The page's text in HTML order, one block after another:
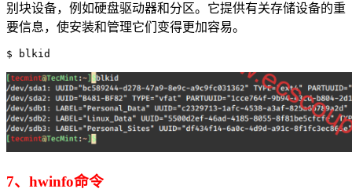
别块设备，例如硬盘驱动器和分区。它提供有关存储设备的重
要信息，使安装和管理它们变得更加容易。
$ blkid
7、hwinfo命令